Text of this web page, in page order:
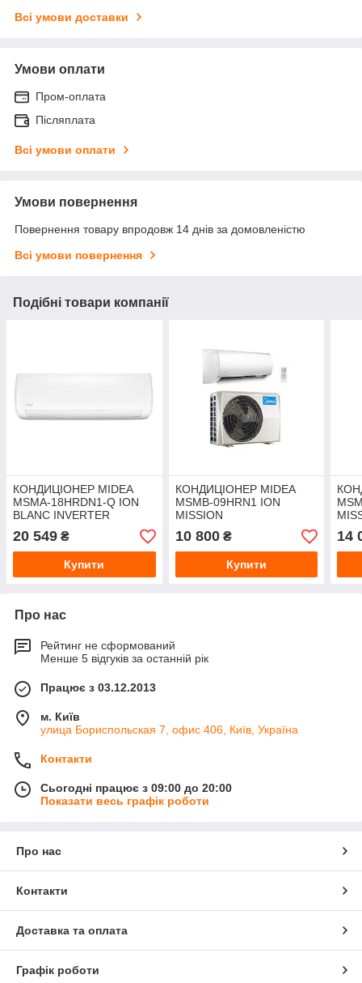
Всі умови доставки
Умови оплати
Пром-оплата
Післяплата
Всі умови оплати
Умови повернення
Повернення товару впродовж 14 днів за домовленістю
Всі умови повернення
Подібні товари компанії
КОНДИЦІОНЕР MIDEA
MSMA-18HRDN1-Q ION
BLANC INVERTER
20 549 ₴
Купити
КОНДИЦІОНЕР MIDEA
MSMB-09HRN1 ION
MISSION
10 800₴
Купити
14
Про нас
Рейтинг не сформований
Менше 5 відгуків за останній рік
Працює з 03.12.2013
м. Київ
улица Бориспольская 7, офис 406, Київ, Україна
Контакти
Сьогодні працює з 09:00 до 20:00
Показати весь графік роботи
Про нас
Контакти
Доставка та оплата
Графік роботи